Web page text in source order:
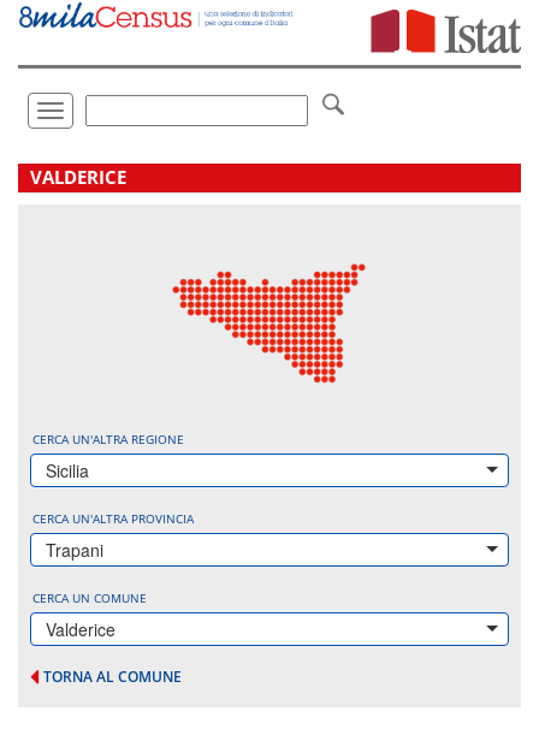
Vai
direttamente
Toggle
navigation
.
VALDERICE
CERCA UN'ALTRA REGIONE
Sicilia
CERCA UN'ALTRA PROVINCIA
Trapani
CERCA UN COMUNE
Valderice
TORNA AL COMUNE